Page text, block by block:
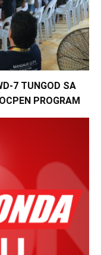
7 TUNGOD SA
PROGRAM